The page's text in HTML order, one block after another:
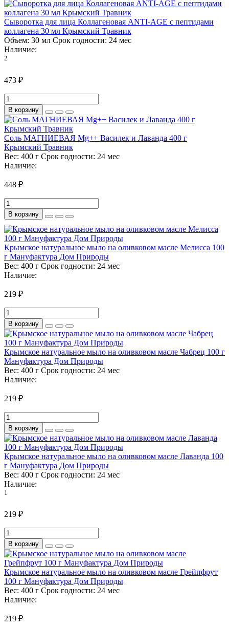
Сыворотка для лица Коллагеновая ANTI-AGE с пептидами
коллагена 30 мл Крымский Травник
Объем: 30 мл Срок годности: 24 мес
Наличие:
2
473 ₽
В корзину
Соль МАГНИЕВАЯ Mg++ Василек и Лаванда 400 г
Крымский Травник
Вес: 400 г Срок годности: 24 мес
Наличие:
448 ₽
В корзину
Крымское натуральное мыло на оливковом масле Мелисса 100
г Мануфактура Дом Природы
Вес: 400 г Срок годности: 24 мес
Наличие:
219 ₽
В корзину
Крымское натуральное мыло на оливковом масле Чабрец 100 г
Мануфактура Дом Природы
Вес: 400 г Срок годности: 24 мес
Наличие:
219 ₽
В корзину
Крымское натуральное мыло на оливковом масле Лаванда 100
г Мануфактура Дом Природы
Вес: 400 г Срок годности: 24 мес
Наличие:
1
219 ₽
В корзину
Крымское натуральное мыло на оливковом масле Грейпфрут
100 г Мануфактура Дом Природы
Вес: 400 г Срок годности: 24 мес
Наличие:
219 ₽